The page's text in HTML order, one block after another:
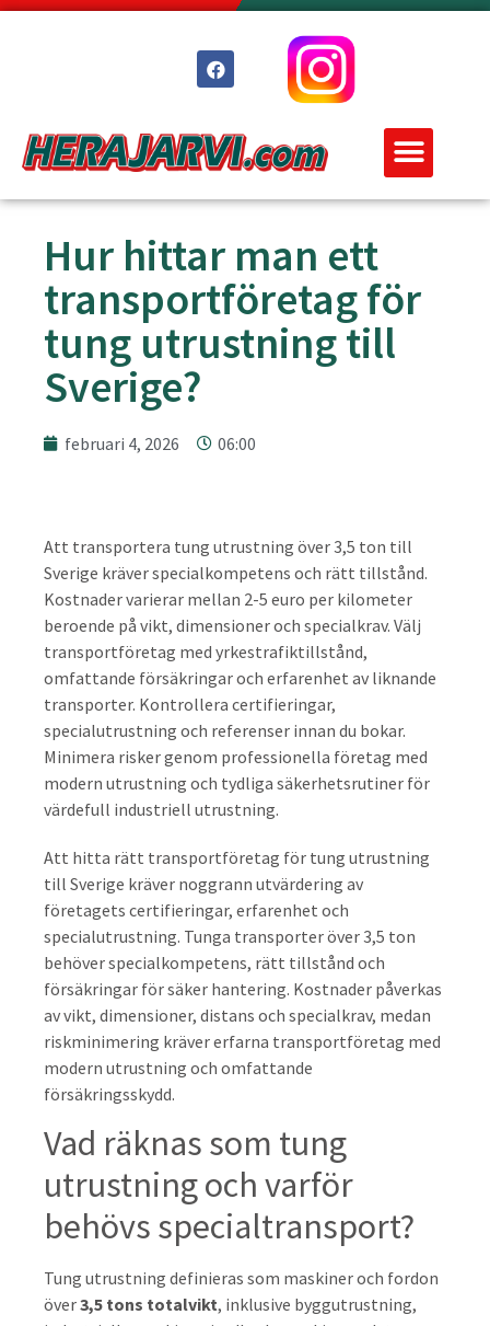
Hur hittar man ett
transportföretag för
tung utrustning till
Sverige?
februari 4, 2026 06:00
Att transportera tung utrustning över 3,5 ton till
Sverige kräver specialkompetens och rätt tillstånd.
Kostnader varierar mellan 2-5 euro per kilometer
beroende på vikt, dimensioner och specialkrav. Välj
transportföretag med yrkestrafiktillstånd,
omfattande försäkringar och erfarenhet av liknande
transporter. Kontrollera certifieringar,
specialutrustning och referenser innan du bokar.
Minimera risker genom professionella företag med
modern utrustning och tydliga säkerhetsrutiner för
värdefull industriell utrustning.
Att hitta rätt transportföretag för tung utrustning
till Sverige kräver noggrann utvärdering av
företagets certifieringar, erfarenhet och
specialutrustning. Tunga transporter över 3,5 ton
behöver specialkompetens, rätt tillstånd och
försäkringar för säker hantering. Kostnader påverkas
av vikt, dimensioner, distans och specialkrav, medan
riskminimering kräver erfarna transportföretag med
modern utrustning och omfattande
försäkringsskydd.
Vad räknas som tung
utrustning och varför
behövs specialtransport?
Tung utrustning definieras som maskiner och fordon
över3,5 tons totalvikt, inklusive byggutrustning,